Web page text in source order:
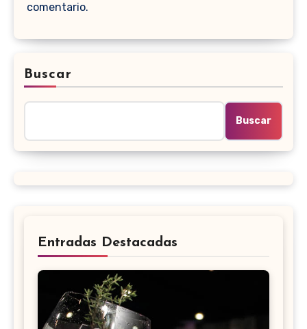
comentario.
Buscar
Buscar
Entradas Destacadas